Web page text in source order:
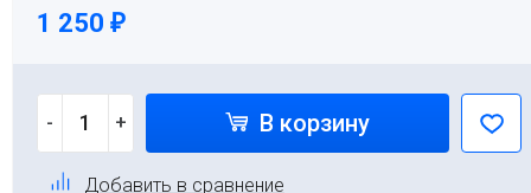
1 250 ₽
- + В корзину
Добавить в сравнение